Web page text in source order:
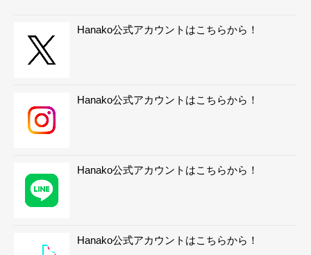
Hanako公式アカウントはこちらから！
Hanako公式アカウントはこちらから！
Hanako公式アカウントはこちらから！
Hanako公式アカウントはこちらから！